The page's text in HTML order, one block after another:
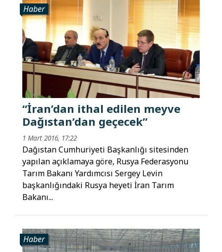
Haber
“İran’dan ithal edilen meyve
Dağıstan’dan geçecek”
1 Mart 2016, 17:22
Dağıstan Cumhuriyeti Başkanlığı sitesinden
yapılan açıklamaya göre, Rusya Federasyonu
Tarım Bakanı Yardımcısı Sergey Levin
başkanlığındaki Rusya heyeti İran Tarım
Bakanı...
Haber